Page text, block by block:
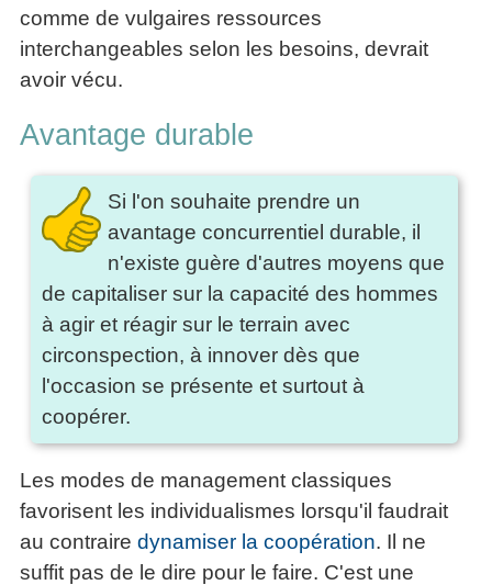
comme de vulgaires ressources
interchangeables selon les besoins, devrait
avoir vécu.
Avantage durable
Si l'on souhaite prendre un
avantage concurrentiel durable, il
n'existe guère d'autres moyens que
de capitaliser sur la capacité des hommes
à agir et réagir sur le terrain avec
circonspection, à innover dès que
l'occasion se présente et surtout à
coopérer.
Les modes de management classiques
favorisent les individualismes lorsqu'il faudrait
au contraire dynamiser la coopération. Il ne
suffit pas de le dire pour le faire. C'est une